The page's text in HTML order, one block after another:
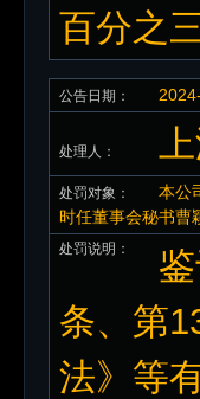
百分之
公告日期：
处理人：
处罚对象：
本公
时任董事会秘书曹
处罚说明：
条、第
法》等